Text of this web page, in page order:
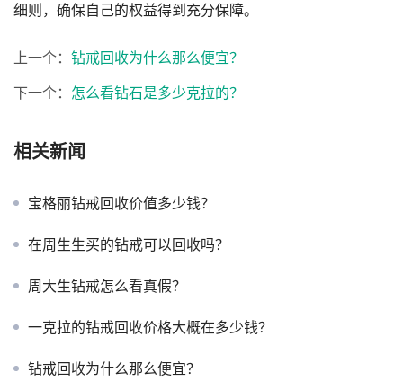
细则，确保自己的权益得到充分保障。
上一个： 钻戒回收为什么那么便宜？
下一个： 怎么看钻石是多少克拉的？
相关新闻
宝格丽钻戒回收价值多少钱？
在周生生买的钻戒可以回收吗？
周大生钻戒怎么看真假？
一克拉的钻戒回收价格大概在多少钱？
钻戒回收为什么那么便宜？